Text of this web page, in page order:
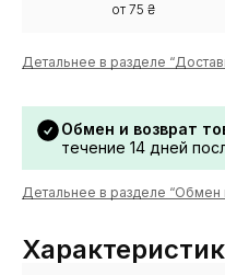
от 75 ₴
Детальнее в разделе
Обмен и возврат
течение 14 дней
Детальнее в разделе “Обмен